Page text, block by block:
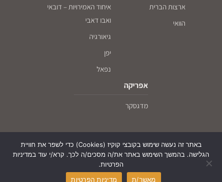
ארצות הברית
הוואי
איחוד האמירויות – דובאי
ואבו דאבי
גיאורגיה
יפן
נפאל
אפריקה
מדגסקר
© עם כיפה על המפה - חו"ל לדתיים ושומרי כשרות, כל הזכויות שמורות, 2026
באתר זה נעשה שימוש בקובצי קוקיז (Cookies) כדי לשפר את חוויית
הגלישה. בהמשך השימוש באתר את/ה מסכים/ה לכך. קרא/י עוד במדיניות
הפרטיות.
מאשר/ת
מדיניות הפרטיות